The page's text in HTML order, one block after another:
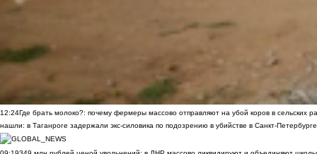
12:24Где брать молоко?: почему фермеры массово отправляют на убой коров в сельских
нашли: в Таганроге задержали экс-силовика по подозрению в убийстве в Санкт-Петербурге